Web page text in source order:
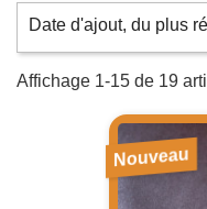
Date d'ajout, du plus
Affichage 1-15 de 19
Nouveau